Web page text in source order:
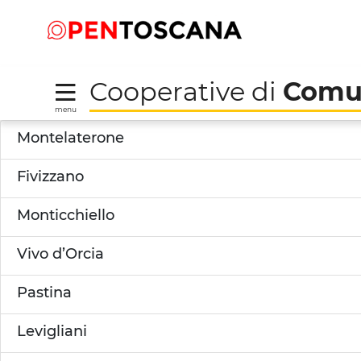
menu
Cooperative di
Dettaglio Territorio -
Montelaterone
Fivizzano
Monticchiello
Vivo d’Orcia
Pastina
Levigliani